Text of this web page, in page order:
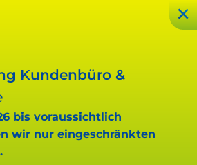
Kundenbüro &
bis voraussichtlich
wir nur eingeschränkten